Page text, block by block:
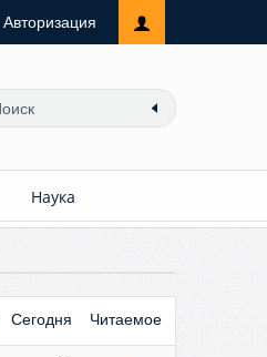
Авторизация
Наука
Сегодня Читаемое